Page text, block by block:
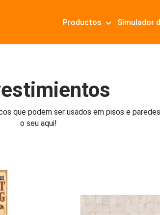
Productos Simulador
que podem ser usados em pisos e
o seu aqui!